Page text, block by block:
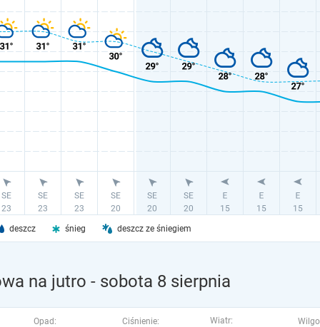
deszcz śnieg deszcz ze śniegiem
na jutro - sobota 8 sierpnia
Opad:
Ciśnienie:
Wiatr: